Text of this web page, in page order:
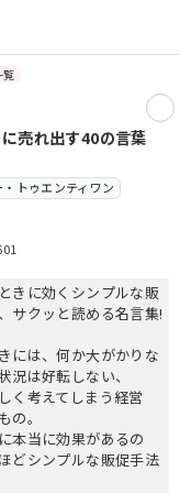
覧
売れ出す40の言葉
トゥエンティワン
きに効くシンプルな販
サクッと読める名言集!
には、何か大がかりな
況は好転しない、
く考えてしまう経営
の。
本当に効果があるの
どシンプルな販促手法